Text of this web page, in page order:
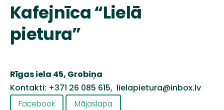
Kafejnīca “Lielā
pietura”
Rīgas iela 45, Grobiņa
Kontakti: +371 26 085 615, lielapietura@inbox.lv
Facebook Mājaslapa